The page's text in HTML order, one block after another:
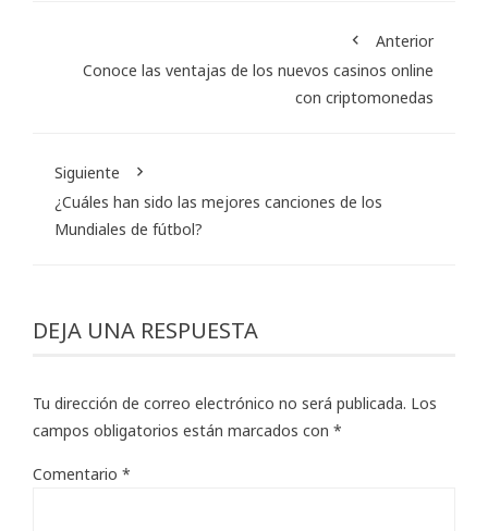
Anterior
Conoce las ventajas de los nuevos casinos online
con criptomonedas
Siguiente
¿Cuáles han sido las mejores canciones de los
Mundiales de fútbol?
DEJA UNA RESPUESTA
Tu dirección de correo electrónico no será publicada. Los
campos obligatorios están marcados con *
Comentario *